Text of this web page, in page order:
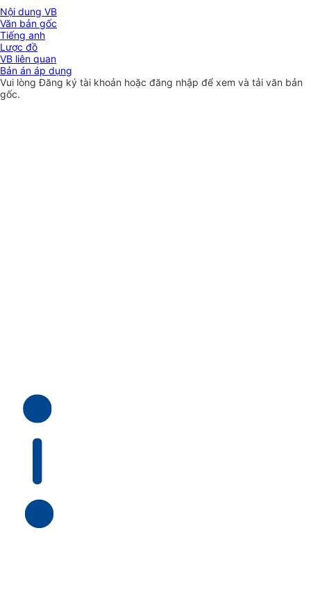
Nội dung VB
Văn bản gốc
Tiếng anh
Lược đồ
VB liên quan
Bản án áp dụng
Vui lòngĐăng ký tài khoản hoặc đăng nhập để xem và tải văn bản
gốc.